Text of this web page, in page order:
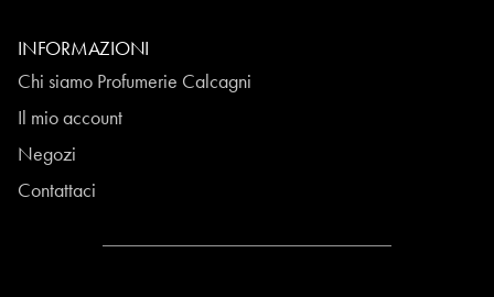
INFORMAZIONI
Chi siamo Profumerie Calcagni
Il mio account
Negozi
Contattaci